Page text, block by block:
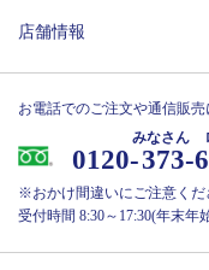
店舗情報
お電話でのご注文や通信販
0120-373-
みなさん
※おかけ間違いにご注意くだ
受付時間 8:30～17:30(年末年